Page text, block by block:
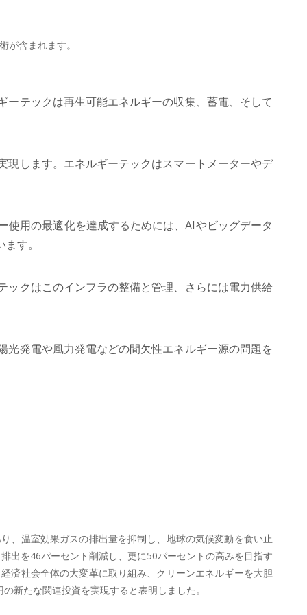
含まれます。
テックは再生可能エネルギーの収集、蓄電、そして
します。エネルギーテックはスマートメーターやデ
用の最適化を達成するためには、AIやビッグデータ
す。
クはこのインフラの整備と管理、さらには電力供給
発電や風力発電などの間欠性エネルギー源の問題を
、温室効果ガスの排出量を抑制し、地球の気候変動を食い止
出を46パーセント削減し、更に50パーセントの高みを目指す
済社会全体の大変革に取り組み、クリーンエネルギーを大胆
新たな関連投資を実現すると表明しました。